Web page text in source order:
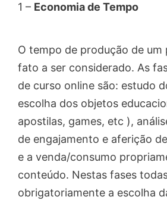
1 – Economia de Tempo
O tempo de produção de
fato a ser considerado. As
de curso online são: estudo
escolha dos objetos
apostilas, games, etc ),
de engajamento e aferição
e a venda/consumo
conteúdo. Nestas fases
obrigatoriamente a escolha